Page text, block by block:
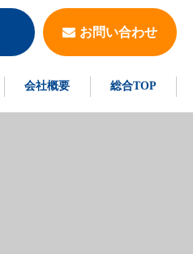
会社概要 総合TOP
お問い合わせ